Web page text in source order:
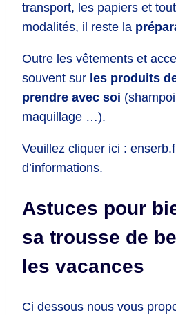
transport, les papiers et
modalités, il reste la
Outre les vêtements et
souvent sur les produits
prendre avec soi
maquillage …).
Veuillez cliquer ici :
d’informations.
Astuces pour
sa trousse de
les vacances
Ci dessous nous vous